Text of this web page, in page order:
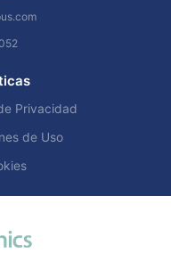
Privacidad
de Uso